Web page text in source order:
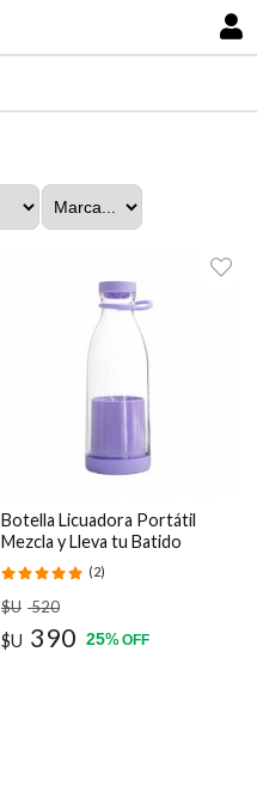
Botella Licuadora Portátil
Mezcla y Lleva tu Batido
Fresco Donde Quieras
(2)
$U 520
$U 390 25%OFF